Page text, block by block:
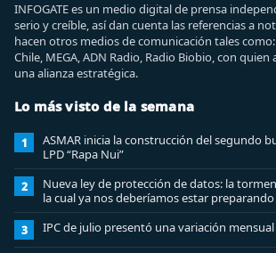
INFOGATE es un medio digital de prensa
serio y creíble, así dan cuenta las referencias a
hacen otros medios de comunicación tales
Chile, MEGA, ADN Radio, Radio Biobio, con
una alianza estratégica.
Lo más visto de la semana
1
ASMAR inicia la construcción del segundo
LPD “Rapa Nui”
2
Nueva ley de protección de datos: la
la cual ya nos deberíamos estar preparando
3 IPC de julio presentó una variación mensual